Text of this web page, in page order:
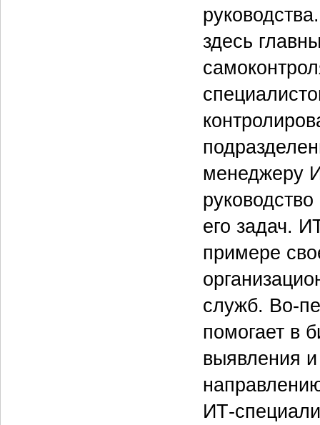
здесь
менеджеру
его задач.
примере
служб. Во-
помогает в
выявления